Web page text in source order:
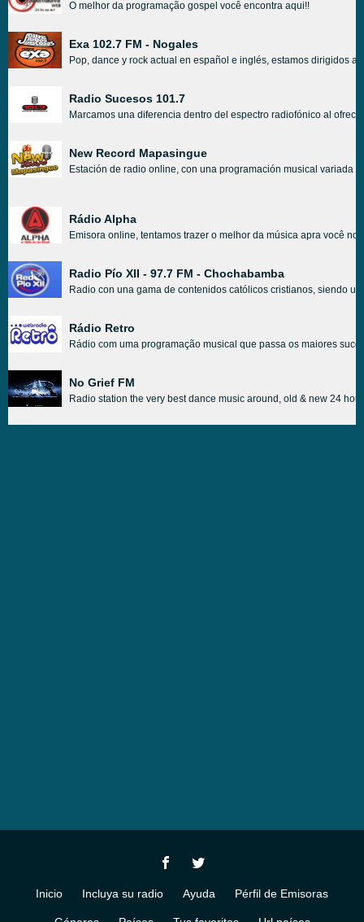
O melhor da programação gospel você encontra aqui!!
Exa 102.7 FM - Nogales
Pop, dance y rock actual en español e inglés, estamos dirigidos
Radio Sucesos 101.7
Marcamos una diferencia dentro del espectro radiofónico al
New Record Mapasingue
Estación de radio online, con una programación musical variada
Rádio Alpha
Emisora online, tentamos trazer o melhor da música apra você
Radio Pío XII - 97.7 FM - Chochabamba
Radio con una gama de contenidos católicos cristianos, siendo
Rádio Retro
Rádio com uma programação musical que passa os maiores
No Grief FM
Radio station the very best dance music around, old & new 24
Inicio Incluya su radio Ayuda Pérfil de Emisoras